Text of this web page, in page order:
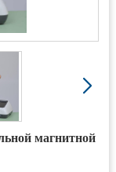
магнитной